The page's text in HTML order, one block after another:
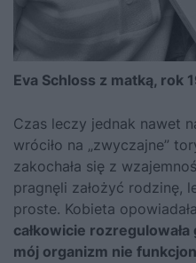
Eva Schloss z matką, rok
Czas leczy jednak nawet
wróciło na „zwyczajne”
zakochała się z
pragnęli założyć rodzinę,
proste. Kobieta
całkowicie
mój organizm nie